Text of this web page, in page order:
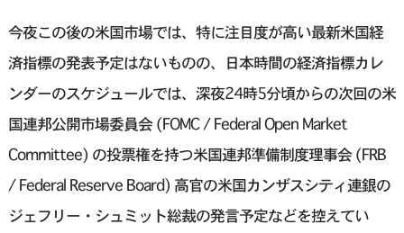
今夜この後の米国市場では、特に注目度が高い最新米国経
済指標の発表予定はないものの、日本時間の経済指標カレ
ンダーのスケジュールでは、深夜24時5分頃からの次回の米
国連邦公開市場委員会 (FOMC / Federal Open Market
Committee) の投票権を持つ米国連邦準備制度理事会 (FRB
/ Federal Reserve Board) 高官の米国カンザスシティ連銀の
ジェフリー・シュミット総裁の発言予定などを控えてい